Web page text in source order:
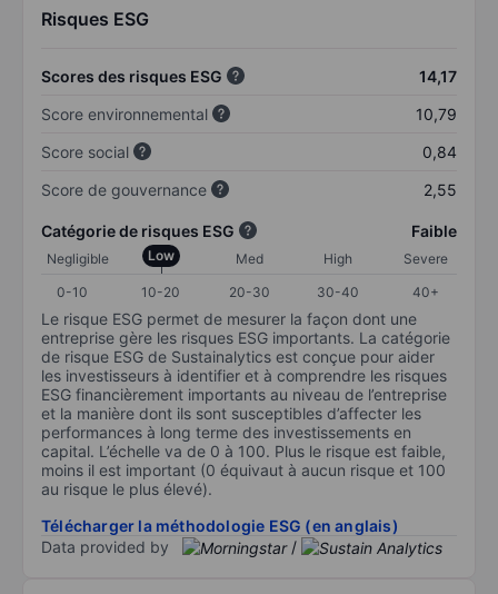
Risques ESG
Scores des risques ESG
14,17
Score environnemental
10,79
Score social
0,84
Score de gouvernance
2,55
Catégorie de risques ESG Faible
Negligible Low Med High
Severe
0-10
10-20 20-30 30-40 40+
Le risque ESG permet de mesurer la façon dont une
entreprise gère les risques ESG importants. La catégorie
de risque ESG de Sustainalytics est conçue pour aider
les investisseurs à identifier et à comprendre les risques
ESG financièrement importants au niveau de l’entreprise
et la manière dont ils sont susceptibles d’affecter les
performances à long terme des investissements en
capital. L’échelle va de 0 à 100. Plus le risque est faible,
moins il est important (0 équivaut à aucun risque et 100
au risque le plus élevé).
Télécharger la méthodologie ESG (en anglais)
Data provided by
/